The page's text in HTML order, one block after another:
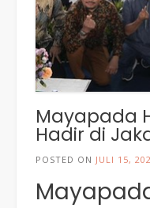
Mayapada
Hadir di
POSTED ON JULI 15,